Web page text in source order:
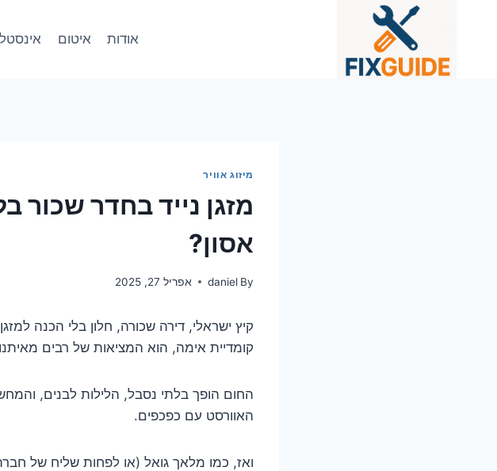
אודות איטום
מיזוג אוויר
מזגן נייד בחדר שכור
אסון?
By
daniel אפריל 27, 2025
קיץ ישראלי, דירה שכורה, חלון בלי הכנה
קומדיית אימה, הוא המציאות של רבים
החום הופך בלתי נסבל, הלילות לבנים,
האוורסט עם כפכפים.
ואז, כמו מלאך גואל (או לפחות שליח של חברת